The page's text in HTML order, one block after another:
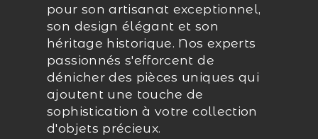
pour son artisanat exceptionnel,
son design élégant et son
héritage historique. Nos experts
passionnés s'efforcent de
dénicher des pièces uniques qui
ajoutent une touche de
sophistication à votre collection
d'objets précieux.